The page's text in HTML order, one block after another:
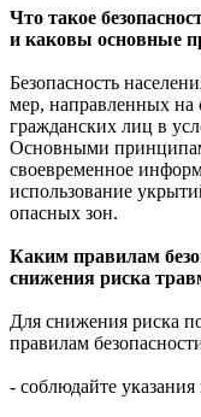
Что такое
и каковы основные
Безопасность
мер, направленных на
гражданских лиц в
Основными
своевременное
использование
опасных зон.
Каким правилам
снижения риска
Для снижения риска
правилам
- соблюдайте